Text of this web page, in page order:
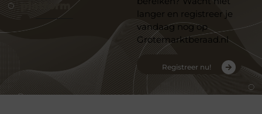
platform
langer en registreer je
vandaag nog op
Grotemarktberaad.nl
Registreer nu!